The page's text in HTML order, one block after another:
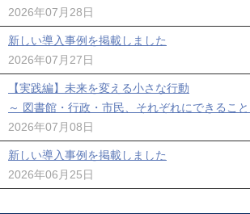
2026年07月28日
新しい導入事例を掲載しました
2026年07月27日
【実践編】未来を変える小さな行動
～ 図書館・行政・市民、それぞれにできること
2026年07月08日
新しい導入事例を掲載しました
2026年06月25日